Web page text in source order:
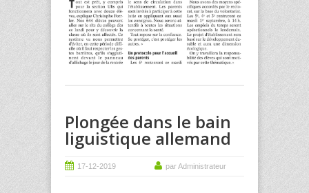
Plongée dans le bain
liguistique allemand
17-12-2019 par Administrateur